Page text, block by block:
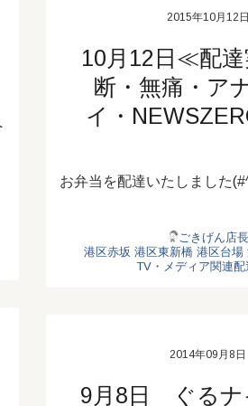
2015年10月12日
10月12日≪配
断・無痛・ア
イ・
お弁当を配達いたしました
ごきげん店長
港区赤坂 港区東新橋 港区台場
TV・メディア関連配
2014年09月8日
9月8日 ぐるナ